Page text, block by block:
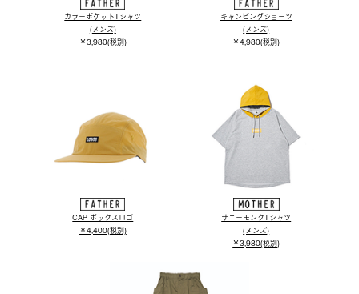
カラーポケットTシャツ
(メンズ)
￥3,980(税別)
キャンピングショーツ
(メンズ)
￥4,980(税別)
CAP ボックスロゴ
￥4,400(税別)
サニーモンクTシャツ
(メンズ)
￥3,980(税別)